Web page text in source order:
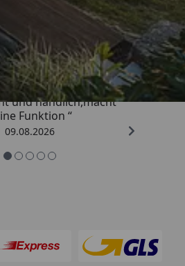
Shops
4,81/ 5
und handlich,macht
Funktion “
09.08.2026